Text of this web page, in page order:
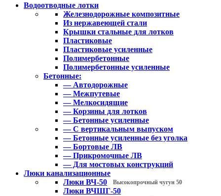
Водоотводные лотки
Железнодорожные композитные
Из нержавеющей стали
Крышки стальные для лотков
Пластиковые
Пластиковые усиленные
Полимербетонные
Полимербетонные усиленные
Бетонные:
— Автодорожные
— Межпутевые
— Мелкосидящие
— Корзины для лотков
— Бетонные усиленные
— С вертикальным выпуском
— Бетонные усиленные без уголка
— Бортовые ЛВ
— Прикромочные ЛВ
— Для мостовых конструкций
Люки канализационные
Люки ВЧ-50
Высокопрочный чугун 50
Люки ВЧШГ-50